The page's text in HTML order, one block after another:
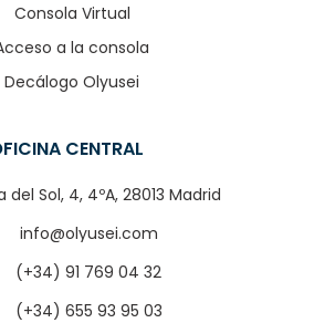
Consola Virtual
a la consola
Decálogo Olyusei
CENTRAL
del Sol, 4, 4ºA, 28013 Madrid
info@olyusei.com
(+34) 91 769 04 32
(+34) 655 93 95 03